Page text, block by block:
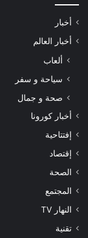
أخبار
أخبار العالم
ألعاب
سياحة و سفر
صحة و جمال
أخبار كورونا
إفتتاحية
إقتصاد
الصحة
المجتمع
النهار TV
تقنية